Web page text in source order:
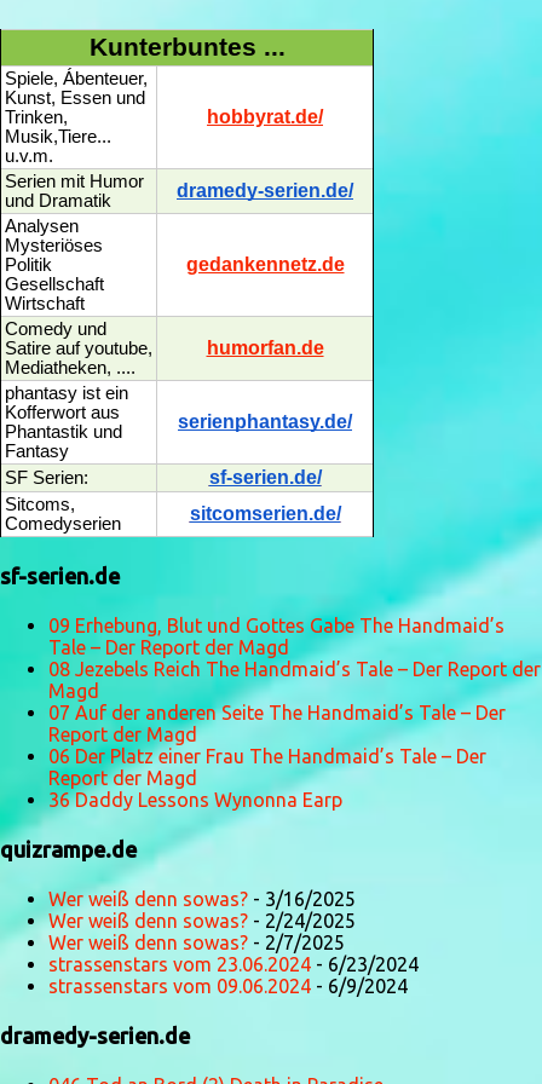
Kunterbuntes ...
Spiele, Ábenteuer,
Kunst, Essen und
Trinken,
Musik,Tiere...
u.v.m.
hobbyrat.de/
Serien mit Humor
und Dramatik
dramedy-serien.de/
Analysen
Mysteriöses
Politik
Gesellschaft
Wirtschaft
gedankennetz.de
Comedy und
Satire auf youtube,
Mediatheken, ....
humorfan.de
phantasy ist ein
Kofferwort aus
Phantastik und
Fantasy
serienphantasy.de/
SF Serien: sf-serien.de/
Sitcoms,
Comedyserien
sitcomserien.de/
sf-serien.de
09 Erhebung, Blut und Gottes Gabe The Handmaid’s
Tale – Der Report der Magd
08 Jezebels Reich The Handmaid’s Tale – Der Report der
Magd
07 Auf der anderen Seite The Handmaid’s Tale – Der
Report der Magd
06 Der Platz einer Frau The Handmaid’s Tale – Der
Report der Magd
36 Daddy Lessons Wynonna Earp
quizrampe.de
Wer weiß denn sowas? - 3/16/2025
Wer weiß denn sowas? - 2/24/2025
Wer weiß denn sowas? - 2/7/2025
strassenstars vom 23.06.2024 - 6/23/2024
strassenstars vom 09.06.2024 - 6/9/2024
dramedy-serien.de